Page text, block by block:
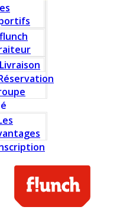
flunch
Livraison